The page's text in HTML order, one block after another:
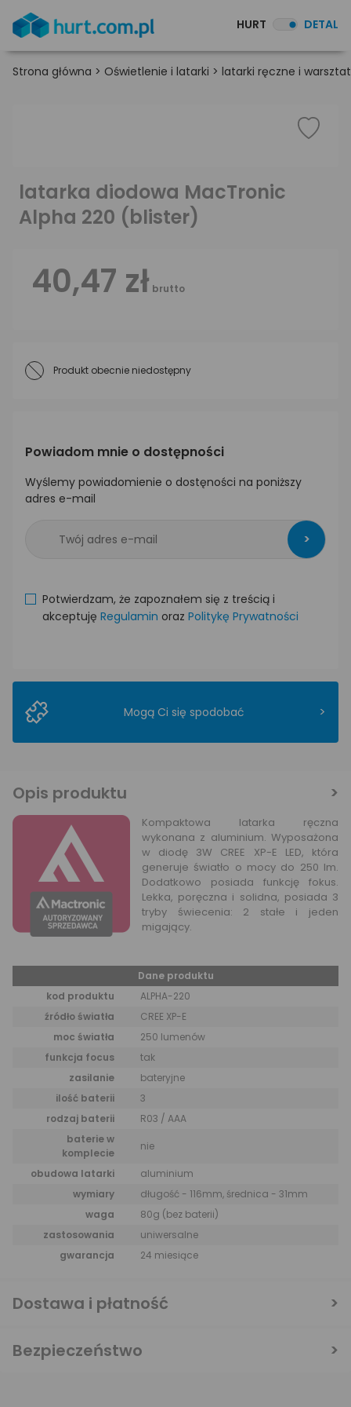
HURT DETAL
Strona główna > Oświetlenie i latarki > latarki ręczne i
latarka diodowa MacTronic
Alpha 220 (blister)
40,47 zł brutto
Produkt obecnie niedostępny
Powiadom mnie o dostępności
Wyślemy powiadomienie o dostęności na poniższy
adres e-mail
>
Potwierdzam, że zapoznałem się z treścią i
akceptuję Regulamin oraz Politykę Prywatności
Mogą Ci się spodobać >
Opis produktu
Kompaktowa latarka ręczna
wykonana z aluminium. Wyposażona
w diodę 3W CREE XP-E LED, która
generuje światło o mocy do 250 lm.
Dodatkowo posiada funkcję fokus.
Lekka, poręczna i solidna, posiada 3
tryby świecenia: 2 stałe i jeden
migający.
Dane produktu
kod produktu
ALPHA-220
źródło światła
CREE XP-E
moc światła
250 lumenów
funkcja focus
tak
zasilanie
bateryjne
ilość baterii
3
rodzaj baterii
R03 / AAA
baterie w
komplecie
nie
obudowa latarki
aluminium
wymiary
długość - 116mm, średnica - 31mm
waga
80g (bez baterii)
zastosowania
uniwersalne
gwarancja
24 miesiące
Dostawa i płatność
Bezpieczeństwo